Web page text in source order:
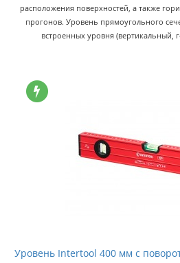
расположения поверхностей, а также
прогонов. Уровень прямоугольного
встроенных уровня (вертикальный,
Уровень Intertool 400 мм с